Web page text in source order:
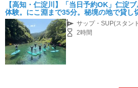
【高知・仁淀川】「当日予約OK」仁淀
体験。にこ淵まで35分。秘境の地で貸し
ターで女性旅、カップルやファミリーに
サップ・SUP(スタン
2時間